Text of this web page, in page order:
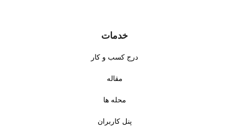
خدمات
درج کسب و کار
مقاله
محله ها
پنل کاربران